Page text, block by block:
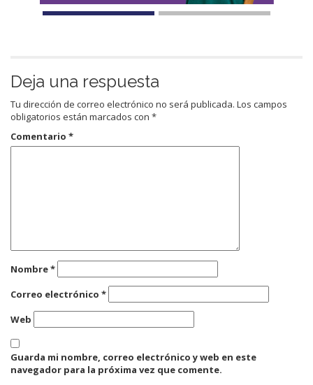
Deja una respuesta
Tu dirección de correo electrónico no será publicada. Los campos
obligatorios están marcados con *
Comentario *
Nombre*
Correo electrónico *
Web
Guarda mi nombre, correo electrónico y web en este
navegador para la próxima vez que comente.